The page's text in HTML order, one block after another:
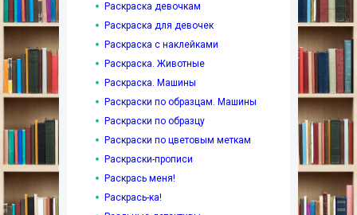
Раскраска девочкам
Раскраска для девочек
Раскраска с наклейками
Раскраска. Животные
Раскраска. Машины
Раскраски по образцам. Машины
Раскраски по образцу
Раскраски по цветовым меткам
Раскраски-прописи
Раскрась меня!
Раскрась-ка!